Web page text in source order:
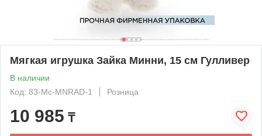
Мягкая игрушка Зайка Минни, 15 см Гулливер
В наличии
Код: 83-Mc-MNRAD-1
Розница
10 985 ₸